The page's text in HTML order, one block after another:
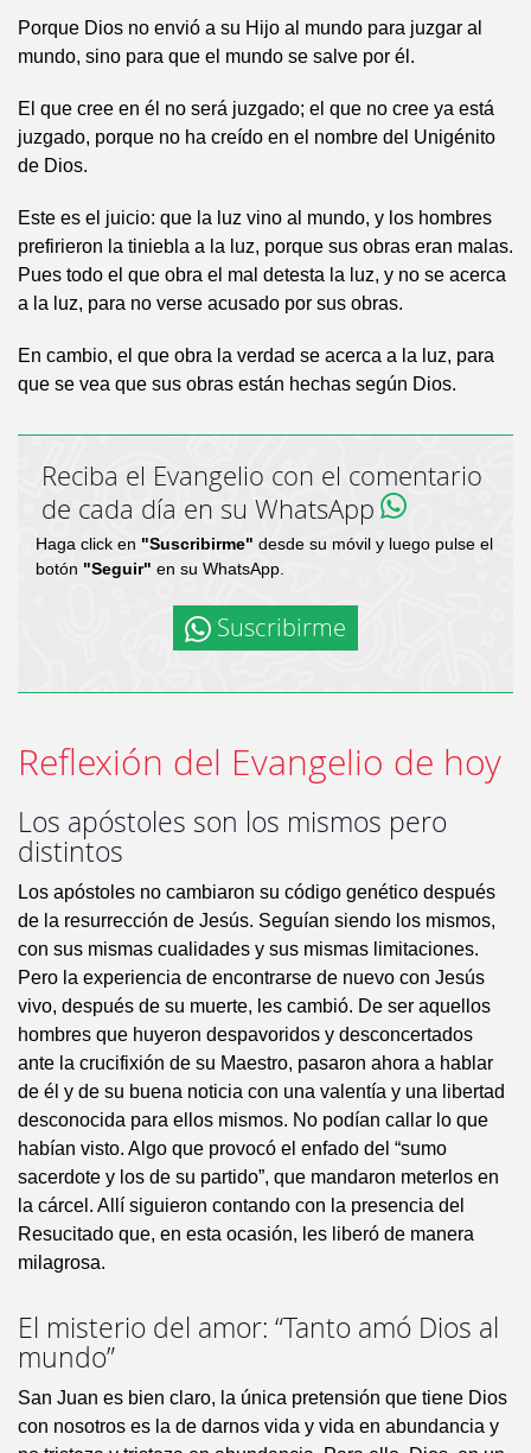
Porque Dios no envió a su Hijo al mundo para juzgar al
mundo, sino para que el mundo se salve por él.
El que cree en él no será juzgado; el que no cree ya está
juzgado, porque no ha creído en el nombre del Unigénito
de Dios.
Este es el juicio: que la luz vino al mundo, y los hombres
prefirieron la tiniebla a la luz, porque sus obras eran malas.
Pues todo el que obra el mal detesta la luz, y no se acerca
a la luz, para no verse acusado por sus obras.
En cambio, el que obra la verdad se acerca a la luz, para
que se vea que sus obras están hechas según Dios.
Reciba el Evangelio con el comentario
de cada día en su WhatsApp
Haga click en "Suscribirme" desde su móvil y luego pulse el
botón "Seguir" en su WhatsApp.
Suscribirme
Reflexión del Evangelio de hoy
Los apóstoles son los mismos pero
distintos
Los apóstoles no cambiaron su código genético después
de la resurrección de Jesús. Seguían siendo los mismos,
con sus mismas cualidades y sus mismas limitaciones.
Pero la experiencia de encontrarse de nuevo con Jesús
vivo, después de su muerte, les cambió. De ser aquellos
hombres que huyeron despavoridos y desconcertados
ante la crucifixión de su Maestro, pasaron ahora a hablar
de él y de su buena noticia con una valentía y una libertad
desconocida para ellos mismos. No podían callar lo que
habían visto. Algo que provocó el enfado del “sumo
sacerdote y los de su partido”, que mandaron meterlos en
la cárcel. Allí siguieron contando con la presencia del
Resucitado que, en esta ocasión, les liberó de manera
milagrosa.
El misterio del amor: “Tanto amó Dios al
mundo”
San Juan es bien claro, la única pretensión que tiene Dios
con nosotros es la de darnos vida y vida en abundancia y